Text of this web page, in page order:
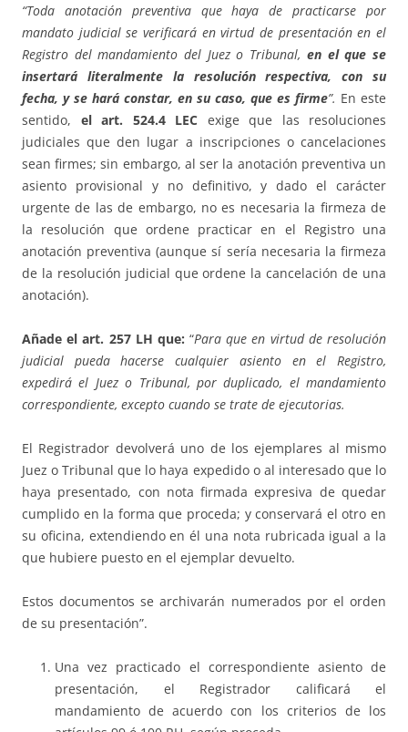
“Toda anotación preventiva que haya de practicarse por
mandato judicial se verificará en virtud de presentación en el
Registro del mandamiento del Juez o Tribunal, en el que se
insertará literalmente la resolución respectiva, con su
fecha, y se hará constar, en su caso, que es firme”. En este
sentido, el art. 524.4 LEC exige que las resoluciones
judiciales que den lugar a inscripciones o cancelaciones
sean firmes; sin embargo, al ser la anotación preventiva un
asiento provisional y no definitivo, y dado el carácter
urgente de las de embargo, no es necesaria la firmeza de
la resolución que ordene practicar en el Registro una
anotación preventiva (aunque sí sería necesaria la firmeza
de la resolución judicial que ordene la cancelación de una
anotación).
Añade el art. 257 LH que:“Para que en virtud de resolución
judicial pueda hacerse cualquier asiento en el Registro,
expedirá el Juez o Tribunal, por duplicado, el mandamiento
correspondiente, excepto cuando se trate de ejecutorias.
El Registrador devolverá uno de los ejemplares al mismo
Juez o Tribunal que lo haya expedido o al interesado que lo
haya presentado, con nota firmada expresiva de quedar
cumplido en la forma que proceda; y conservará el otro en
su oficina, extendiendo en él una nota rubricada igual a la
que hubiere puesto en el ejemplar devuelto.
Estos documentos se archivarán numerados por el orden
de su presentación”.
Una vez practicado el correspondiente asiento de
presentación, el Registrador calificará el
mandamiento de acuerdo con los criterios de los